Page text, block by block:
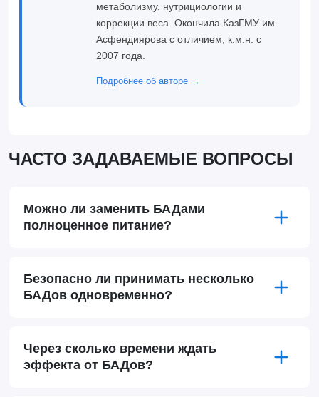
метаболизму, нутрициологии и
коррекции веса. Окончила КазГМУ им.
Асфендиярова с отличием, к.м.н. с
2007 года.
Подробнее об авторе →
ЧАСТО ЗАДАВАЕМЫЕ ВОПРОСЫ
Можно ли заменить БАДами
полноценное питание?
Безопасно ли принимать несколько
БАДов одновременно?
Через сколько времени ждать
эффекта от БАДов?